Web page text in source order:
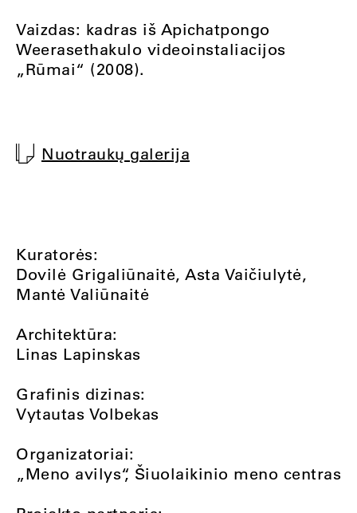
Vaizdas: kadras iš Apichatpongo
Weerasethakulo videoinstaliacijos
„Rūmai“ (2008).
Nuotraukų galerija
Kuratorės:
Dovilė Grigaliūnaitė, Asta Vaičiulytė,
Mantė Valiūnaitė
Architektūra:
Linas Lapinskas
Grafinis dizinas:
Vytautas Volbekas
Organizatoriai:
„Meno avilys“, Šiuolaikinio meno centras